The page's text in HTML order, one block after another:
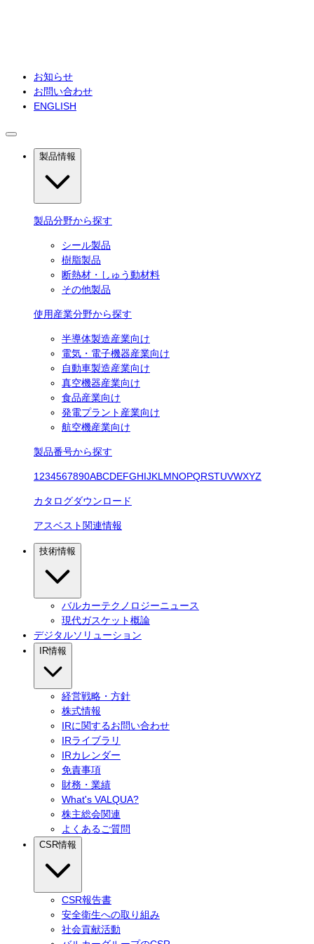
お知らせ
お問い合わせ
ENGLISH
製品情報
製品分野から探す
シール製品
樹脂製品
断熱材・しゅう動材料
その他製品
使用産業分野から探す
半導体製造産業向け
電気・電子機器産業向け
自動車製造産業向け
真空機器産業向け
食品産業向け
発電プラント産業向け
航空機産業向け
製品番号から探す
1 234567890ABCDEFGHIJKL MNOPQRSTUVWXYZ
カタログダウンロード
アスベスト関連情報
技術情報
バルカーテクノロジーニュース
現代ガスケット概論
デジタルソリューション
IR情報
経営戦略・方針
株式情報
IRに関するお問い合わせ
IRライブラリ
IRカレンダー
免責事項
財務・業績
What's VALQUA?
株主総会関連
よくあるご質問
CSR情報
CSR報告書
安全衛生への取り組み
社会貢献活動